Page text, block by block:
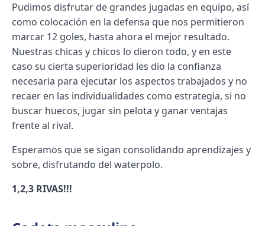
Pudimos disfrutar de grandes jugadas en equipo, así
como colocación en la defensa que nos permitieron
marcar 12 goles, hasta ahora el mejor resultado.
Nuestras chicas y chicos lo dieron todo, y en este
caso su cierta superioridad les dio la confianza
necesaria para ejecutar los aspectos trabajados y no
recaer en las individualidades como estrategia, si no
buscar huecos, jugar sin pelota y ganar ventajas
frente al rival.
Esperamos que se sigan consolidando aprendizajes y
sobre, disfrutando del waterpolo.
1,2,3 RIVAS!!!